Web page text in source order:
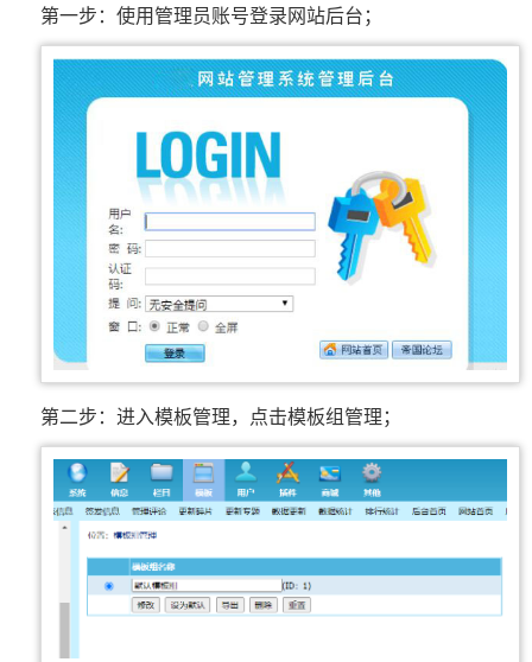
第一步：使用管理员账号登录网站后台；
第二步：进入模板管理，点击模板组管理；